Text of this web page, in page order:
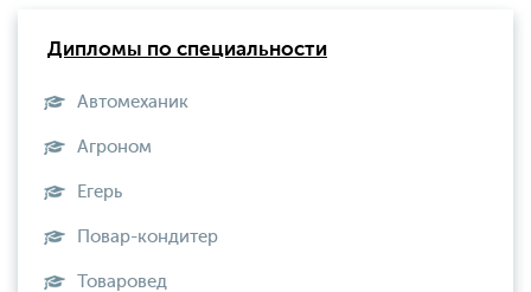
Дипломы по специальности
Автомеханик
Агроном
Егерь
Повар-кондитер
Товаровед